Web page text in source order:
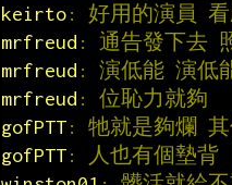
keirto: 好用的演員 看
mrfreud : 通告發下去
mrfreud : 演低能 演低
mrfreud : 位恥力就夠
gofPTT: 牠就是夠爛 其
gofPTT: 人也有個墊背